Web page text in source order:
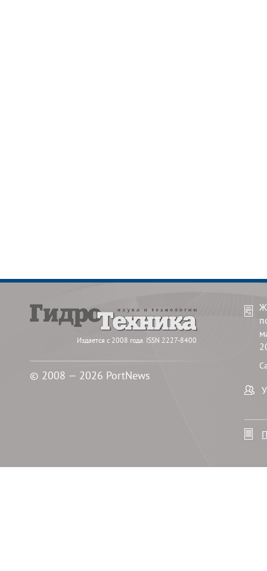
Издается с 2008 года. ISSN 2227-8400
© 2008 — 2026 PortNews